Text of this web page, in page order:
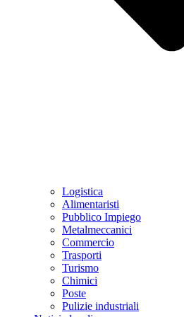
Logistica
Alimentaristi
Pubblico Impiego
Metalmeccanici
Commercio
Trasporti
Turismo
Chimici
Poste
Pulizie industriali